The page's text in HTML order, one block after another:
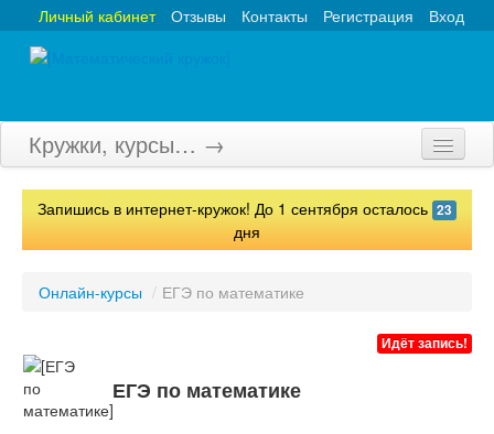
Вход
Регистрация
Контакты
Отзывы
Личный кабинет
Кружки, курсы… →
Главная
Турниры
Конкурсы
Запишись в интернет-кружок! До 1 сентября осталось 23
дня
Онлайн-курсы / ЕГЭ по математике
Идёт запись!
ЕГЭ по математике